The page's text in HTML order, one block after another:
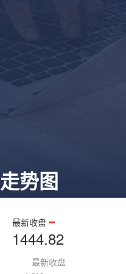
走势图
最新收盘
1444.82